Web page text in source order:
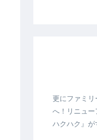
更にファミリ
へ！リニュ
ハクハク』が